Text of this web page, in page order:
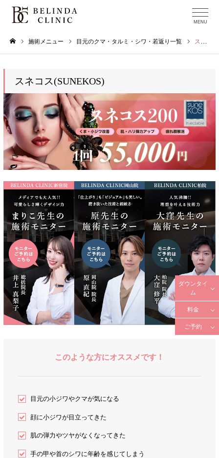
施術メニュー 目元のクマ・タルミ・シワ・若返り一覧 スネコス(SUNEKOS)
スネコス(SUNEKOS)
このような方にオススメです！
目元の小ジワやクマが気になる
顔に小ジワが目立ってきた
肌の弾力やツヤがなくなってきた
手の甲や首のシワに年齢を感じてしまう
ダウンタイ
ム
料金
ご予約